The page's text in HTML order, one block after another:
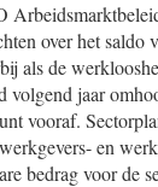
over het saldo
als de
jaar
vooraf.
en
bedrag voor de